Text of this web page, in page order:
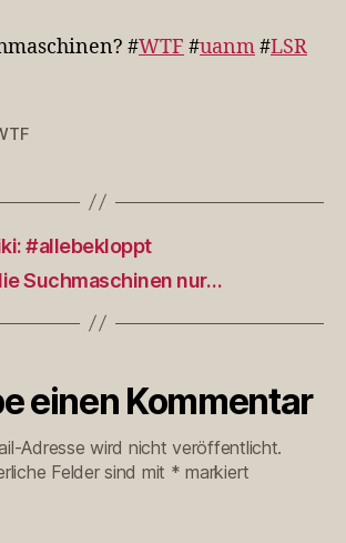
#WTF #uanm#LSR
#allebekloppt
Suchmaschinen nur…
einen Kommentar
Adresse wird nicht veröffentlicht.
Felder sind mit * markiert